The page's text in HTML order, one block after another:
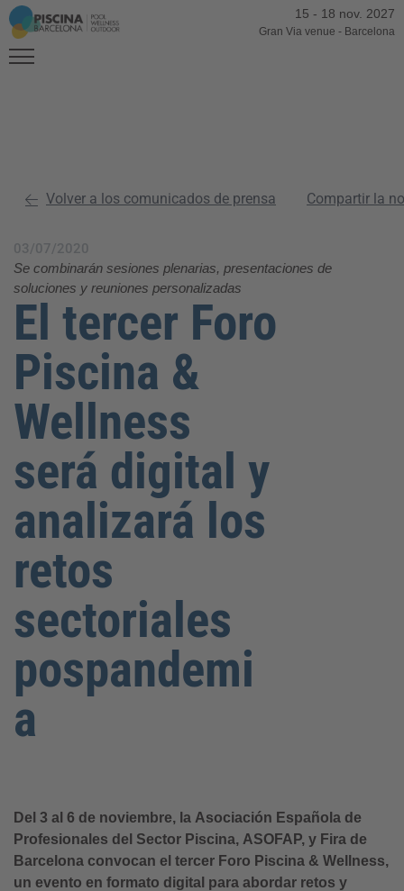
15 - 18 nov. 2027
Gran Via venue - Barcelona
Volver a los comunicados de prensa Compartir la
03/07/2020
Se combinarán sesiones plenarias, presentaciones de
soluciones y reuniones personalizadas
El tercer Foro
Piscina &
Wellness
será digital y
analizará los
retos
sectoriales
pospandemi
a
Del 3 al 6 de noviembre, la Asociación Española de
Profesionales del Sector Piscina, ASOFAP, y Fira de
Barcelona convocan el tercer Foro Piscina & Wellness,
un evento en formato digital para abordar retos y